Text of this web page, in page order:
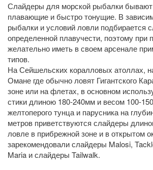
Слайдеры для морской рыбалки
плавающие и быстро тонущие. В
рыбалки и условий ловли подбирается
определенной плавучести, поэтому при
желательно иметь в своем арсенале
типов.
На Сейшельских коралловых атоллах,
Омане где обычно ловят Гигантского
зоне или на флетах, в основном
стики длиною 180-240мм и весом 100-
желтоперого тунца и парусника на
метров приветствуются слайдеры
ловле в прибрежной зоне и в открытом
зарекомендовали слайдеры Malosi,
Maria и слайдеры Tailwalk.